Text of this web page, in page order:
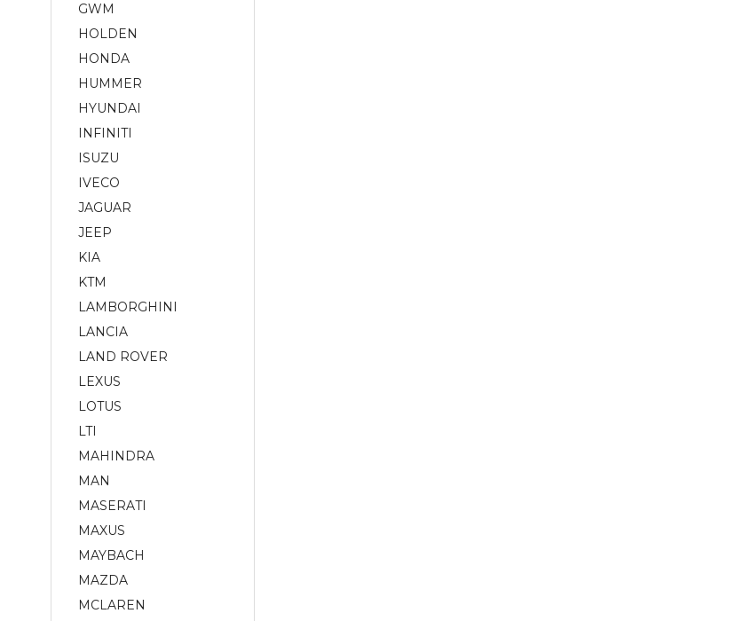
GWM
HOLDEN
HONDA
HUMMER
HYUNDAI
INFINITI
ISUZU
IVECO
JAGUAR
JEEP
KIA
KTM
LAMBORGHINI
LANCIA
LAND ROVER
LEXUS
LOTUS
LTI
MAHINDRA
MAN
MASERATI
MAXUS
MAYBACH
MAZDA
MCLAREN